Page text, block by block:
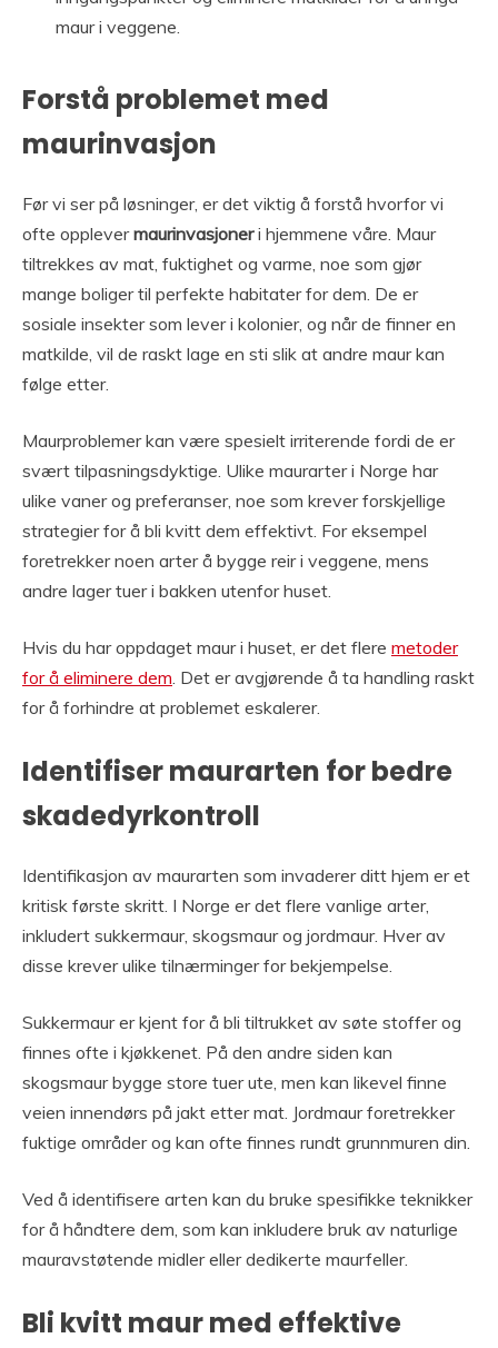
maur i veggene.
Forstå problemet med
maurinvasjon
Før vi ser på løsninger, er det viktig å forstå hvorfor vi
ofte opplevermaurinvasjoneri hjemmene våre. Maur
tiltrekkes av mat, fuktighet og varme, noe som gjør
mange boliger til perfekte habitater for dem. De er
sosiale insekter som lever i kolonier, og når de finner en
matkilde, vil de raskt lage en sti slik at andre maur kan
følge etter.
Maurproblemer kan være spesielt irriterende fordi de er
svært tilpasningsdyktige. Ulike maurarter i Norge har
ulike vaner og preferanser, noe som krever forskjellige
strategier for å bli kvitt dem effektivt. For eksempel
foretrekker noen arter å bygge reir i veggene, mens
andre lager tuer i bakken utenfor huset.
Hvis du har oppdaget maur i huset, er det flere metoder
for å eliminere dem. Det er avgjørende å ta handling raskt
for å forhindre at problemet eskalerer.
Identifiser maurarten for bedre
skadedyrkontroll
Identifikasjon av maurarten som invaderer ditt hjem er et
kritisk første skritt. I Norge er det flere vanlige arter,
inkludert sukkermaur, skogsmaur og jordmaur. Hver av
disse krever ulike tilnærminger for bekjempelse.
Sukkermaur er kjent for å bli tiltrukket av søte stoffer og
finnes ofte i kjøkkenet. På den andre siden kan
skogsmaur bygge store tuer ute, men kan likevel finne
veien innendørs på jakt etter mat. Jordmaur foretrekker
fuktige områder og kan ofte finnes rundt grunnmuren din.
Ved å identifisere arten kan du bruke spesifikke teknikker
for å håndtere dem, som kan inkludere bruk av naturlige
mauravstøtende midler eller dedikerte maurfeller.
Bli kvitt maur med effektive